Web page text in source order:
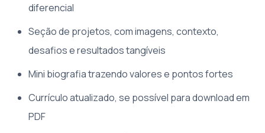
diferencial
Seção de projetos, com imagens, contexto,
desafios e resultados tangíveis
Mini biografia trazendo valores e pontos fortes
Currículo atualizado, se possível para download em
PDF